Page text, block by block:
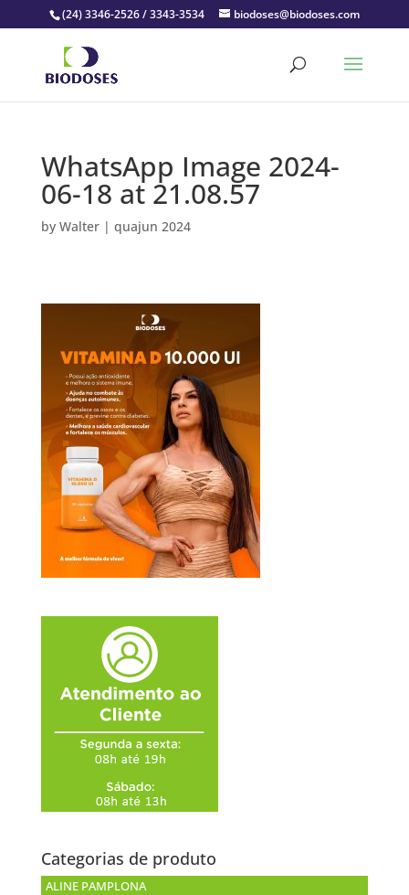
(24) 3346-2526 / 3343-3534 biodoses@biodoses.com
WhatsApp Image 2024-
06-18 at 21.08.57
by Walter| quajun 2024
Categorias de produto
ALINE PAMPLONA